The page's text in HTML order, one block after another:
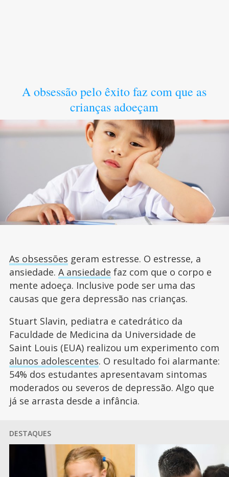
A obsessão pelo êxito faz com que as
crianças adoeçam
As obsessões geram estresse. O estresse, a
ansiedade. A ansiedade faz com que o corpo e
mente adoeça. Inclusive pode ser uma das
causas que gera depressão nas crianças.
Stuart Slavin, pediatra e catedrático da
Faculdade de Medicina da Universidade de
Saint Louis (EUA) realizou um experimento com
alunos adolescentes. O resultado foi alarmante:
54% dos estudantes apresentavam sintomas
moderados ou severos de depressão. Algo que
já se arrasta desde a infância.
DESTAQUES